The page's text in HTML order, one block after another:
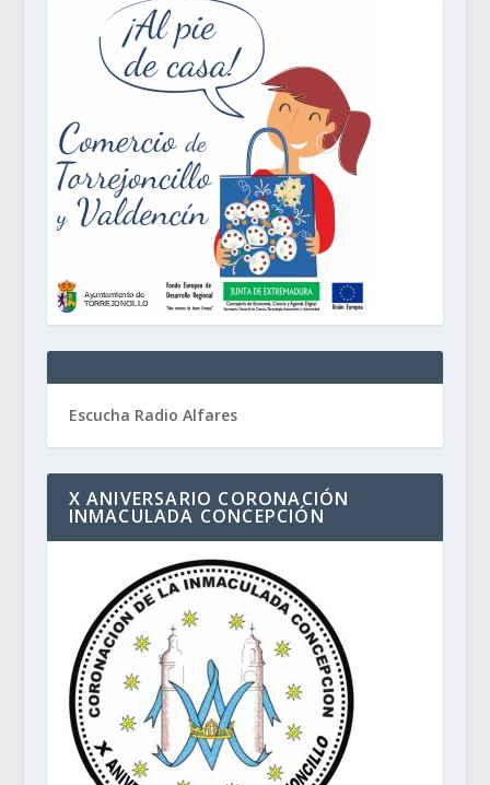
Escucha Radio Alfares
X ANIVERSARIO CORONACIÓN
INMACULADA CONCEPCIÓN